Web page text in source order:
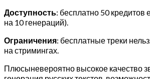
Доступность: бесплатно 50 кредитов
на 10 генераций).
Ограничения: бесплатные треки
на стримингах.
Плюсыневероятно высокое качество